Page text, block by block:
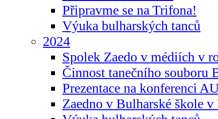
Připravme se na Trifona!
Výuka bulharských tanců
2024
Spolek Zaedo v médiích v
Činnost tanečního souboru
Prezentace na konferenci
Zaedno v Bulharské škole v